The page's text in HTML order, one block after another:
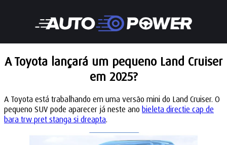
A Toyota lançará um pequeno Land Cruiser
em 2025?
A Toyota está trabalhando em uma versão mini do Land Cruiser. O
pequeno SUV pode aparecer já neste ano bieleta directie cap de
bara trw pret stanga si dreapta.